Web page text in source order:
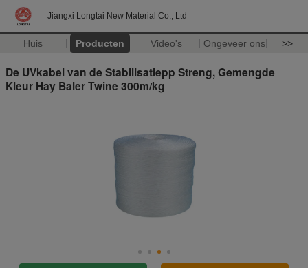
Jiangxi Longtai New Material Co., Ltd
Huis Producten Video's Ongeveer ons >>
De UVkabel van de Stabilisatiepp Streng, Gemengde
Kleur Hay Baler Twine 300m/kg